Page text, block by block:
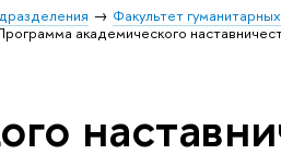
Факультет
академического